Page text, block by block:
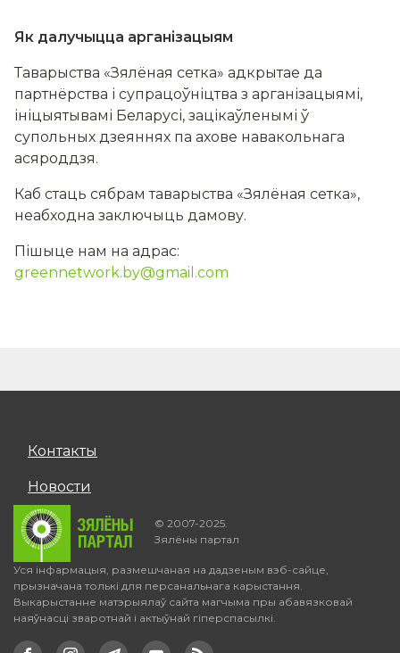
Як далучыцца арганізацыям
Таварыства «Зялёная сетка» адкрытае да
партнёрства і супрацоўніцтва з арганізацыямі,
ініцыятывамі Беларусі, зацікаўленымі ў
супольных дзеяннях па ахове навакольнага
асяроддзя.
Каб стаць сябрам таварыства «Зялёная сетка»,
неабходна заключыць дамову.
Пішыце нам на адрас:
greennetwork.by@gmail.com
Контакты
Новости
© 2007-2025.
Зялёны партал
Уся інфармацыя, размешчаная на дадзеным вэб-сайце,
прызначана толькі для персанальнага карыстання.
Выкарыстанне матэрыялаў сайта магчыма пры абавязковай
наяўнасці зваротнай і актыўнай гіперспасылкі.